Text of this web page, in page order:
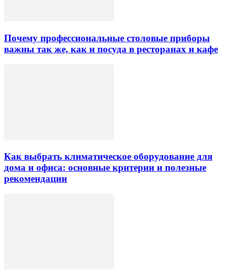
Почему профессиональные столовые приборы
важны так же, как и посуда в ресторанах и кафе
Как выбрать климатическое оборудование для
дома и офиса: основные критерии и полезные
рекомендации